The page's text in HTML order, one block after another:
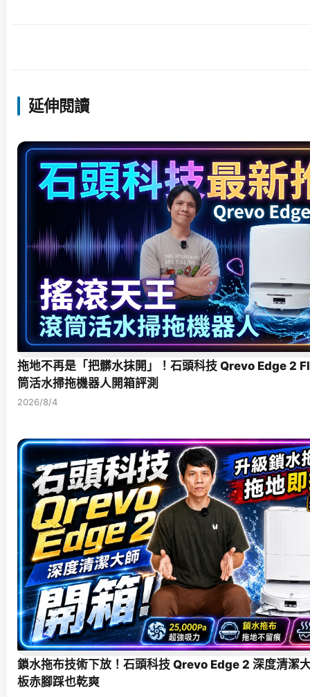
延伸閱讀
拖地不再是「把髒水抹開」！石頭科技 Qrevo Edge 2
筒活水掃拖機器人開箱評測
2026/8/4
鎖水拖布技術下放！石頭科技 Qrevo Edge 2 深度清潔
板赤腳踩也乾爽